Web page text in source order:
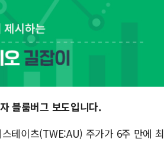
블룸버그 보도입니다.
테이츠(TWE:AU) 주가가 6주 만에 최